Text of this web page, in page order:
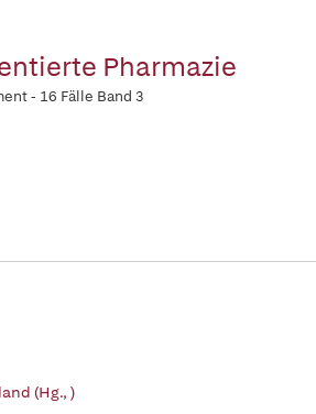
Pharmazie
- 16 Fälle Band 3
(Hg., )